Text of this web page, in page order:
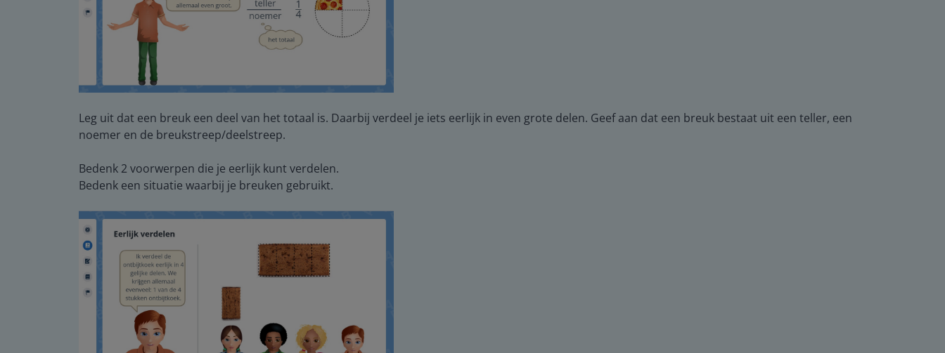
Leg uit dat een breuk een deel van het totaal is. Daarbij verdeel je iets eerlijk in even grote delen. Geef aan dat een breuk bestaat uit een teller, een
noemer en de breukstreep/deelstreep.
Bedenk 2 voorwerpen die je eerlijk kunt verdelen.
Bedenk een situatie waarbij je breuken gebruikt.